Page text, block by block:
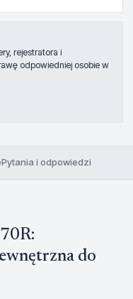
rejestratora i
odpowiedniej osobie w
Pytania i odpowiedzi
do